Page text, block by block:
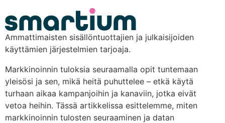
Ammattimaisten sisällöntuottajien ja julkaisijoiden
käyttämien järjestelmien tarjoaja.
Markkinoinnin tuloksia seuraamalla opit tuntemaan
yleisösi ja sen, mikä heitä puhuttelee – etkä käytä
turhaan aikaa kampanjoihin ja kanaviin, jotka eivät
vetoa heihin. Tässä artikkelissa esittelemme, miten
markkinoinnin tulosten seuraaminen ja datan